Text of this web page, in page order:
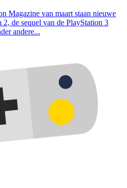
Magazine van maart staan nieuwe
de sequel van de PlayStation 3
andere...